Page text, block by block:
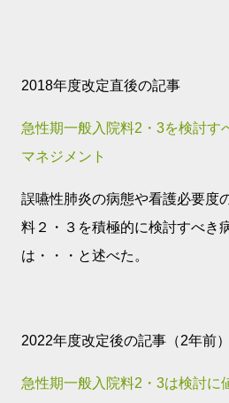
2018年度改定直後の記事
急性期一般入院料2・3を検討す
マネジメント
誤嚥性肺炎の病態や看護必要度
料２・３を積極的に検討すべき
は・・・と述べた。
2022年度改定後の記事（2年前）
急性期一般入院料2・3は検討に